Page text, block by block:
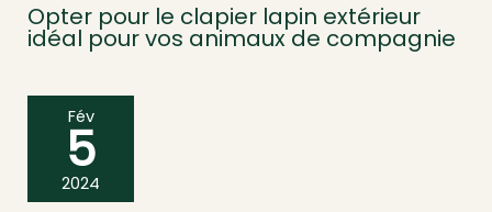
Opter pour le clapier lapin extérieur
idéal pour vos animaux de compagnie
Fév
5
2024